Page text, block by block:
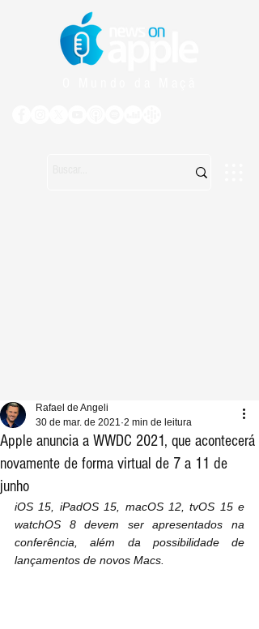
Apple anuncia a WWDC 2021, que acontecerá
novamente de forma virtual de 7 a 11 de
junho
Rafael de Angeli
30 de mar. de 2021 2 min de leitura
iOS 15, iPadOS 15, macOS 12, tvOS 15 e
watchOS 8 devem ser apresentados na
conferência, além da possibilidade de
lançamentos de novos Macs.